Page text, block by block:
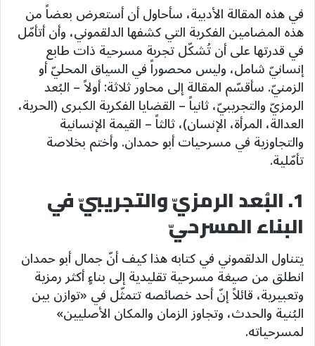
في هذه المقالة الأدبية، سأحاول أن أستعرض بعضاً من
هذه المضامين الفكرية التي كشفها الدلقموني، وأن أتأمّل
في قدرتها على أن تُشكّل تجربة مسرحية ذات طابع
إنسانيّ شامل، وليس محصوراً في السياق المحليّ أو
الزمنيّ. سأقسّم المقالة إلى محاور ثلاثة: أولاً – البُعد
الرمزيّ والتجريبيّ، ثانياً – القضايا الفكرية الكبرى (الحرية،
العدالة، المرأة، الإنسان)، ثالثاً – القيمة الإنسانية
والتجاوزية في مسرحيات أبو حمدان. وأختم بخلاصة
تأمّلية.
1. البُعد الرمزيّ والتجريبيّ في
البناء المسرحيّ
يتناول الدلقموني في كتابه هذا كيف أنّ جمال أبو حمدان
انطلق من صيغة مسرحية تقليدية إلى بناءٍ أكثر رمزية
وتعبيرية، قائلاً إنّ أحد خصائصه تتمثّل في «توازن بين
البُنية والحدث، وتجاوز الزمان والمكان الأصليين»
لمسرحياته.